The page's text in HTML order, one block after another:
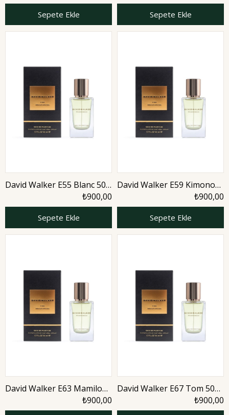
Sepete Ekle Sepete Ekle
David Walker E55 Blanc 50
ml Erkek Parfüm | Aromatic
₺900,00
Sepete Ekle
David Walker E59 Kimono
50 ml Erkek Parfüm | Citrus
₺900,00
Sepete Ekle
David Walker E63 Mamilo
50 ml Erkek Parfüm |
Aromatic
₺900,00
David Walker E67 Tom 50
ml Erkek Parfüm | Aromatic
₺900,00